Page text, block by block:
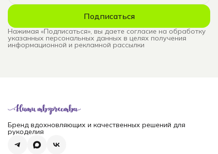
Подписаться
Нажимая «Подписаться», вы даете согласие на обработку
указанных персональных данных в целях получения
информационной и рекламной рассылки
Бренд вдохновляющих и качественных решений для
рукоделия